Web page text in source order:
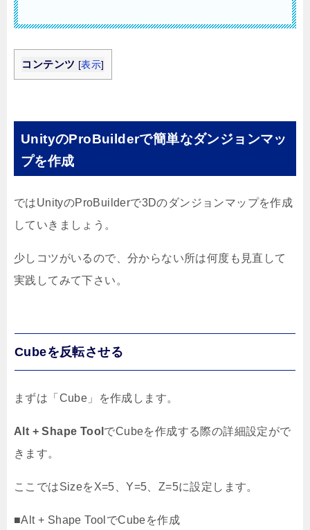
コンテンツ [表示]
UnityのProBuilderで簡単なダンジョンマッ
プを作成
ではUnityのProBuilderで3Dのダンジョンマップを作成
していきましょう。
少しコツがいるので、分からない所は何度も見直して
実践してみて下さい。
Cubeを反転させる
まずは「Cube」を作成します。
Alt + Shape Tool でCubeを作成する際の詳細設定がで
きます。
ここではSizeをX=5、Y=5、Z=5に設定します。
■Alt + Shape ToolでCubeを作成